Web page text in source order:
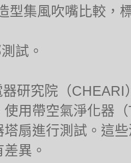
型集風吹嘴比較，
試。
研究院（
使用帶空氣淨化器
塔扇進行測試。這
異。